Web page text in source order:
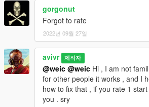
gorgonut
Forgot to rate
2022년 09월 27일
avivr 제작자
@weic @weic Hi , I am not
for other people it works , and I
how to fix that , if you rate 1
you . sry